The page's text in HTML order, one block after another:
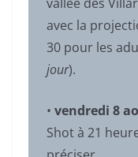
avec la
30 pour les
jour).
• vendredi 8
Shot à 21